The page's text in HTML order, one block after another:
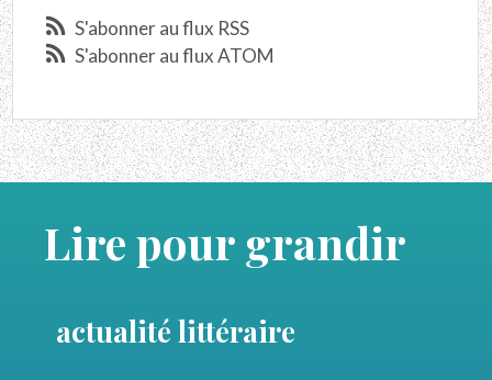
S'abonner au flux RSS
S'abonner au flux ATOM
Lire pour grandir
actualité littéraire